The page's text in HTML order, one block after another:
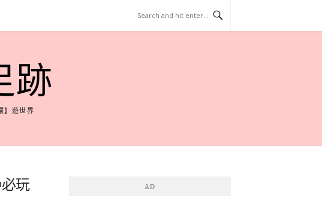
跡
】遊世界
玩
AD